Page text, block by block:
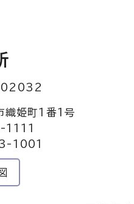
姫町1番1号
1111
1001